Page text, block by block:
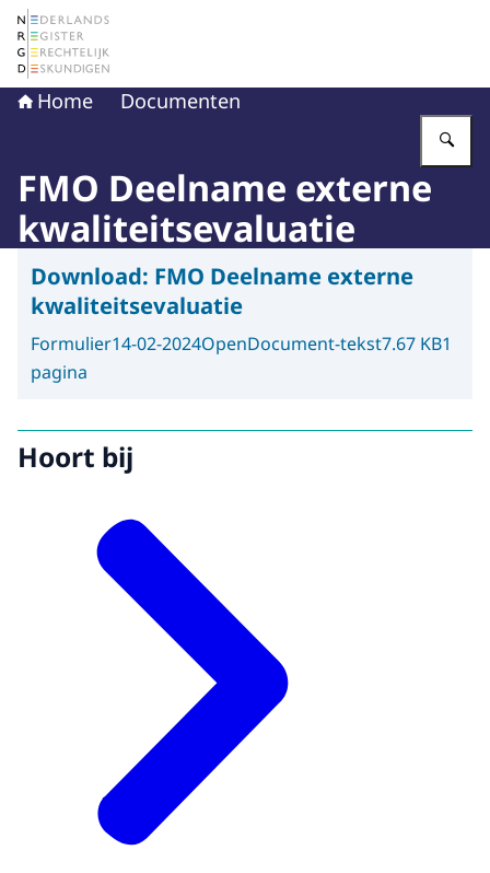
Naar de homepage van Nederlands Register
Home Documenten
FMO Deelname externe
kwaliteitsevaluatie
Download: FMO Deelname externe
kwaliteitsevaluatie
Formulier14-02-2024OpenDocument-tekst7.67 KB1
pagina
Hoort bij